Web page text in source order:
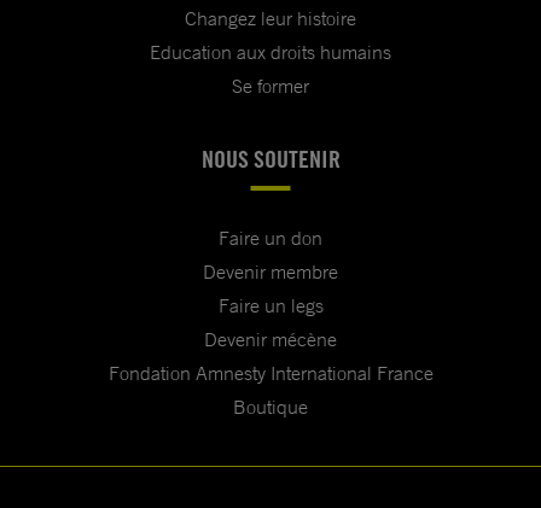
Changez leur histoire
Education aux droits humains
Se former
NOUS SOUTENIR
Faire un don
Devenir membre
Faire un legs
Devenir mécène
Fondation Amnesty International France
Boutique